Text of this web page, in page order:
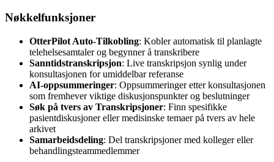
Nøkkelfunksjoner
OtterPilot Auto-Tilkobling: Kobler automatisk til planlagte
telehelsesamtaler og begynner å transkribere
Sanntidstranskripsjon: Live transkripsjon synlig under
konsultasjonen for umiddelbar referanse
AI-oppsummeringer: Oppsummeringer etter konsultasjonen
som fremhever viktige diskusjonspunkter og beslutninger
Søk på tvers av Transkripsjoner: Finn spesifikke
pasientdiskusjoner eller medisinske temaer på tvers av hele
arkivet
Samarbeidsdeling: Del transkripsjoner med kolleger eller
behandlingsteammedlemmer